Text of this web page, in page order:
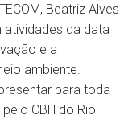
Beatriz Alves
atividades da data
e a
ambiente.
para toda
CBH do Rio